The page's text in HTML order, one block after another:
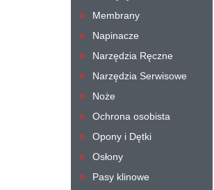
Membrany
Napinacze
Narzędzia Ręczne
Narzędzia Serwisowe
Noże
Ochrona osobista
Opony i Dętki
Osłony
Pasy klinowe